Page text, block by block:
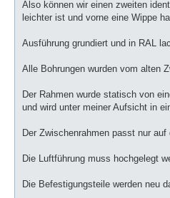
Also können wir einen zweiten
leichter ist und vorne eine Wippe
Ausführung grundiert und in RAL
Alle Bohrungen wurden vom alten
Der Rahmen wurde statisch von
und wird unter meiner Aufsicht in
Der Zwischenrahmen passt nur
Die Luftführung muss hochgelegt
Die Befestigungsteile werden neu